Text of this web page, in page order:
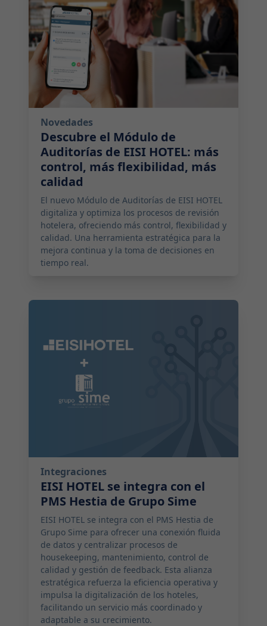
Novedades
Descubre el Módulo de
Auditorías de EISI HOTEL: más
control, más flexibilidad, más
calidad
El nuevo Módulo de Auditorías de EISI HOTEL
digitaliza y optimiza los procesos de revisión
hotelera, ofreciendo más control, flexibilidad y
calidad. Una herramienta estratégica para la
mejora continua y la toma de decisiones en
tiempo real.
Integraciones
EISI HOTEL se integra con el
PMS Hestia de Grupo Sime
EISI HOTEL se integra con el PMS Hestia de
Grupo Sime para ofrecer una conexión fluida
de datos y centralizar procesos de
housekeeping, mantenimiento, control de
calidad y gestión de feedback. Esta alianza
estratégica refuerza la eficiencia operativa y
impulsa la digitalización de los hoteles,
facilitando un servicio más coordinado y
adaptable a su crecimiento.